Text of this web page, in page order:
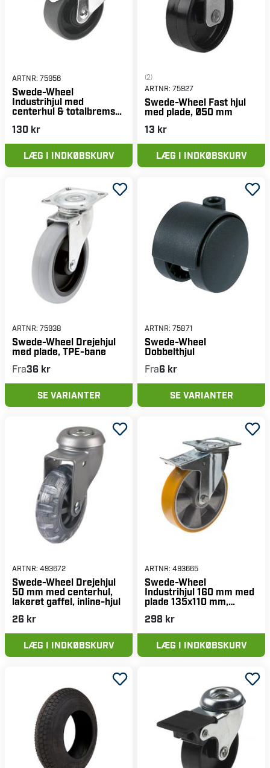
ARTNR: 75956
Swede-Wheel
Industrihjul med
centerhul & totalbremse,
130 kr
LÆG I INDKØBSKURV
(2)
ARTNR: 75927
Swede-Wheel Fast hjul
med plade, Ø50 mm
13 kr
LÆG I INDKØBSKURV
ARTNR: 75938
Swede-Wheel Drejehjul
med plade, TPE-bane
Fra36 kr
SE VARIANTER
ARTNR: 75871
Swede-Wheel
Dobbelthjul
Fra6 kr
SE VARIANTER
ARTNR: 493672
Swede-Wheel Drejehjul
50 mm med centerhul,
lakeret gaffel, inline-hjul
26 kr
LÆG I INDKØBSKURV
ARTNR: 493665
Swede-Wheel
Industrihjul 160 mm med
plade 135x110 mm,
aluminiumsnav, PUR-
bane, totalbremse
298 kr
LÆG I INDKØBSKURV